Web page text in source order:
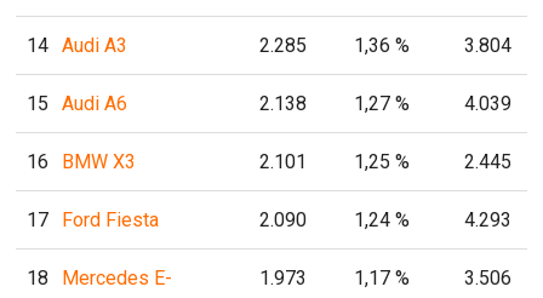
14 Audi A3 2.285 1,36 % 3.804
15 Audi A6 2.138 1,27 % 4.039
16 BMW X3 2.101 1,25 % 2.445
17 Ford Fiesta 2.090 1,24 % 4.293
18
Mercedes E-
1.973 1,17 % 3.506